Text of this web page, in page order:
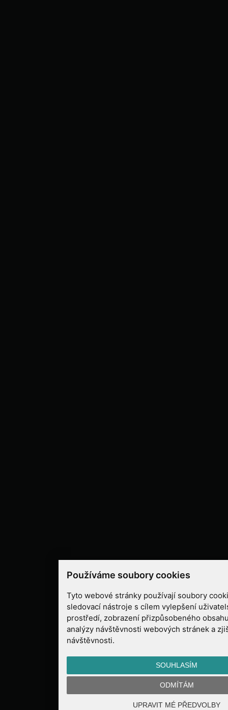
Používáme soubory cookies
Tyto webové stránky používají soubory
sledovací nástroje s cílem vylepšení
prostředí, zobrazení přizpůsobeného
analýzy návštěvnosti webových stránek a
návštěvnosti.
SOUHLASÍM
ODMÍTÁM
UPRAVIT MÉ PŘEDVOLBY